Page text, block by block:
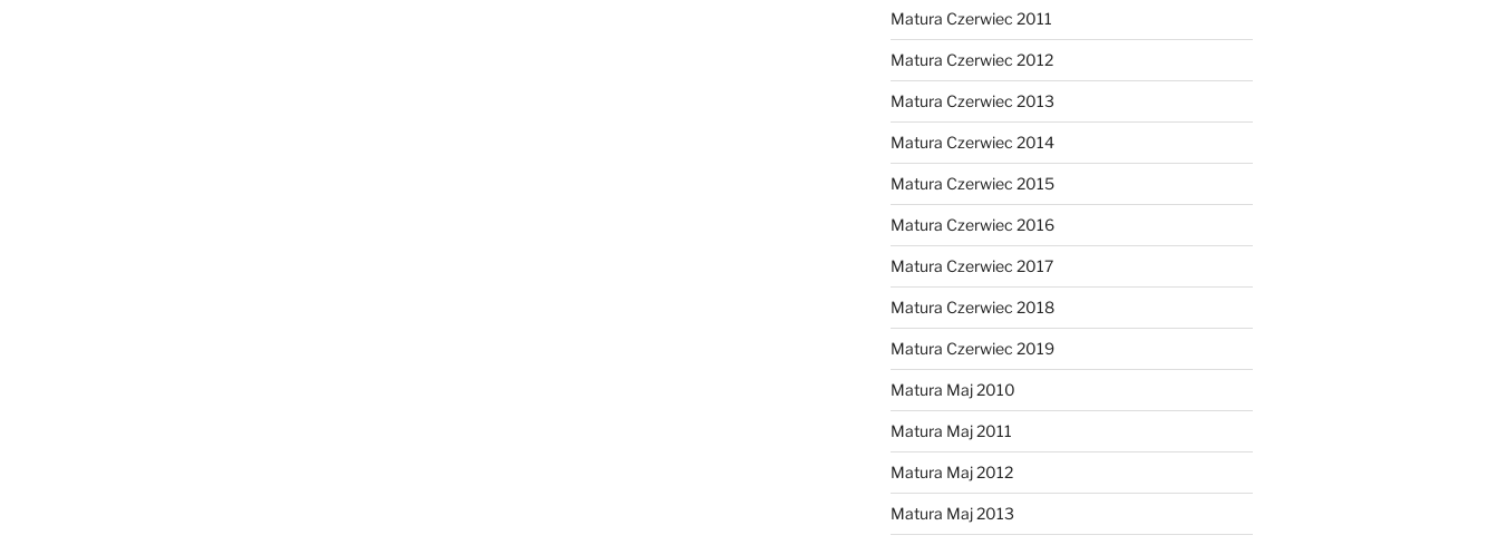
Matura Czerwiec 2011
Matura Czerwiec 2012
Matura Czerwiec 2013
Matura Czerwiec 2014
Matura Czerwiec 2015
Matura Czerwiec 2016
Matura Czerwiec 2017
Matura Czerwiec 2018
Matura Czerwiec 2019
Matura Maj 2010
Matura Maj 2011
Matura Maj 2012
Matura Maj 2013